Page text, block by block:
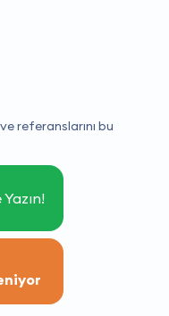
referanslarını bu